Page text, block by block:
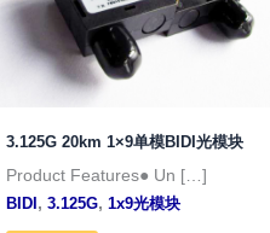
3.125G 20km 1×9单模BIDI光模块
Product Features● Un […]
BIDI , 3.125G, 1x9光模块